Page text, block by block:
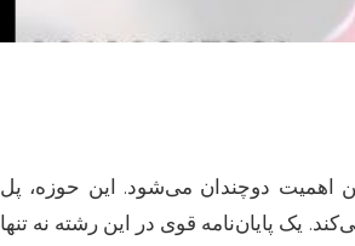
اهمیت دوچندان می‌شود. این حوزه، پل
یک پایان‌نامه قوی در این رشته نه تنها